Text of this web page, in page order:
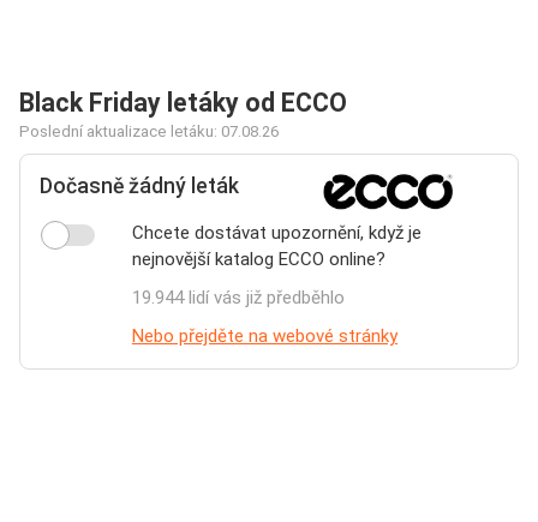
Black Friday letáky od ECCO
Poslední aktualizace letáku: 07.08.26
Dočasně žádný leták
Chcete dostávat upozornění, když je
nejnovější katalog ECCO online?
19.944 lidí vás již předběhlo
Nebo přejděte na webové stránky